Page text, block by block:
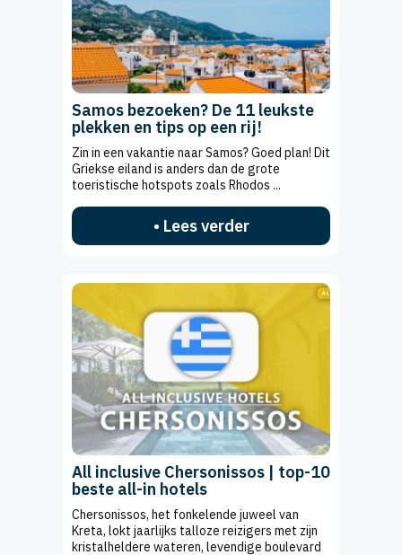
Samos bezoeken? De 11 leukste
plekken en tips op een rij!
Zin in een vakantie naar Samos? Goed plan! Dit
Griekse eiland is anders dan de grote
toeristische hotspots zoals Rhodos ...
• Lees verder
All inclusive Chersonissos | top-10
beste all-in hotels
Chersonissos, het fonkelende juweel van
Kreta, lokt jaarlijks talloze reizigers met zijn
kristalheldere wateren, levendige boulevard